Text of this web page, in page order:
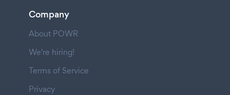
Company
About POWR
We're hiring!
Terms of Service
Privacy